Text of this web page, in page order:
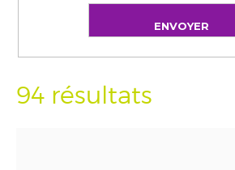
94 résultats